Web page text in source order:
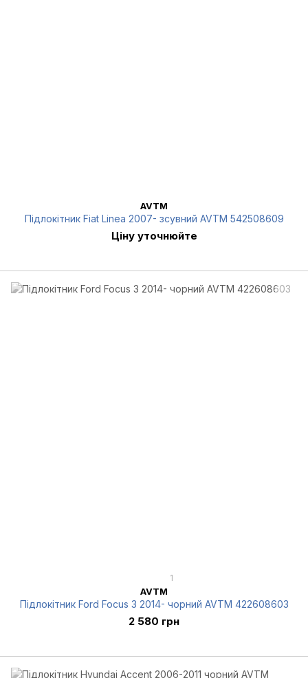
AVTM
Підлокітник Fiat Linea 2007- зсувний AVTM 542508609
Ціну уточнюйте
1
AVTM
Підлокітник Ford Focus 3 2014- чорний AVTM 422608603
2 580 грн